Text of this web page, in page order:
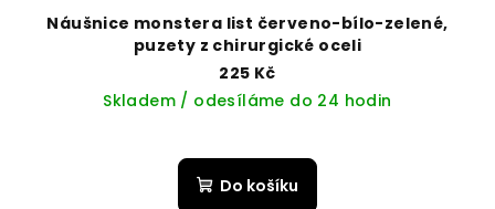
Náušnice monstera list červeno-bílo-zelené,
puzety z chirurgické oceli
225 Kč
Skladem / odesíláme do 24 hodin
Do košíku